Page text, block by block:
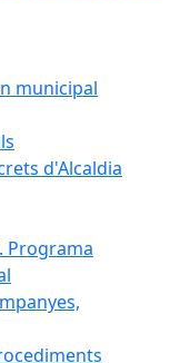
municipal
d'Alcaldia
Programa